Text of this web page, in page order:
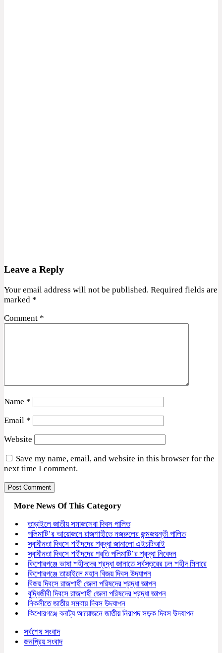
Leave a Reply
Your email address will not be published. Required fields are
marked *
Comment *
Name *
Email *
Website
Save my name, email, and website in this browser for the
next time I comment.
More News Of This Category
তাড়াইলে জাতীয় সমাজসেবা দিবস পালিত
পলিমাটি’র আয়োজনে রাজশাহীতে নজরুলের জন্মজয়ন্তী পালিত
স্বাধীনতা দিবসে শহীদদের শ্রদ্ধা জানালো এইচটিআই
স্বাধীনতা দিবসে শহীদদের প্রতি পলিমাটি’র শ্রদ্ধা নিবেদন
কিশোরগঞ্জে ভাষা শহীদদের শ্রদ্ধা জানাতে সর্বস্তরের ঢল শহীদ মিনারে
কিশোরগঞ্জে তাড়াইলে মহান বিজয় দিবস উদযাপন
বিজয় দিবসে রাজশাহী জেলা পরিষদের শ্রদ্ধা জ্ঞাপন
বুদ্ধিজীবী দিবসে রাজশাহী জেলা পরিষদের শ্রদ্ধা জ্ঞাপন
নিকলীতে জাতীয় সমবায় দিবস উদযাপন
কিশোরগঞ্জে বনাট্য আয়োজনে জাতীয় নিরাপদ সড়ক দিবস উদযাপন
সর্বশেষ সংবাদ
জনপ্রিয় সংবাদ